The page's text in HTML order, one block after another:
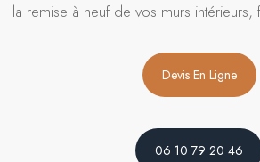
la remise à neuf de vos murs
Devis En Ligne
06 10 79 20 46